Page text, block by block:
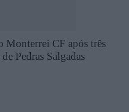
Monterrei CF após três
Pedras Salgadas